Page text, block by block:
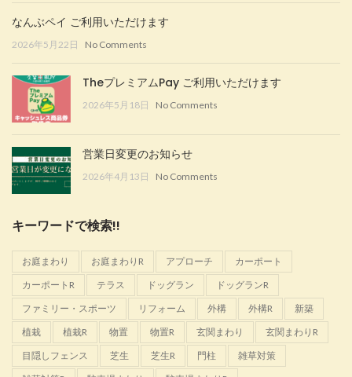
なんぶペイ ご利用いただけます
2026年5月22日 No Comments
TheプレミアムPay ご利用いただけます
2026年5月18日 No Comments
営業日変更のお知らせ
2026年4月13日 No Comments
キーワードで検索!!
お庭まわり お庭まわりR アプローチ
カーポート
カーポートR
テラス ドッグラン
ドッグランR
ファミリー・スポーツ
リフォーム 外構 外構R
新築
植栽
植栽R 物置 物置R 玄関まわり
玄関まわりR
目隠しフェンス
芝生 芝生R 門柱
雑草対策